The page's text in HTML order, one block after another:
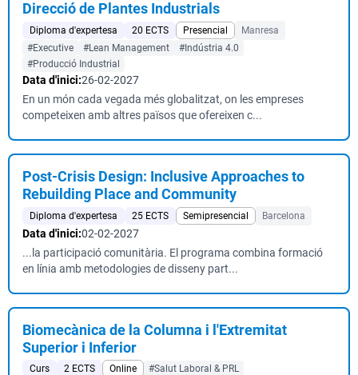
Direcció de Plantes Industrials
Diploma d'expertesa 20 ECTS Presencial
Manresa
#Executive
#Lean Management
#Indústria 4.0
#Producció Industrial
Data d'inici:26-02-2027
En un món cada vegada més globalitzat, on les empreses
competeixen amb altres països que ofereixen c...
Post-Crisis Design: Inclusive Approaches to
Rebuilding Place and Community
Diploma d'expertesa 25 ECTS Semipresencial Barcelona
Data d'inici:02-02-2027
...la participació comunitària. El programa combina formació
en línia amb metodologies de disseny part...
Biomecànica de la Columna i l'Extremitat
Superior i Inferior
Curs 2 ECTS Online #Salut Laboral & PRL